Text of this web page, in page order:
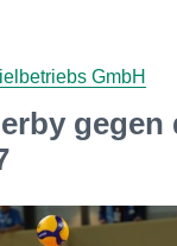
GmbH
gegen